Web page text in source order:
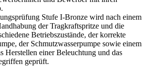
Stufe I-Bronze wird nach einem
der Tragkraftspritze und die
Betriebszustände, der korrekte
der Schmutzwasserpumpe sowie einem
Herstellen einer Beleuchtung und das
geprüft.